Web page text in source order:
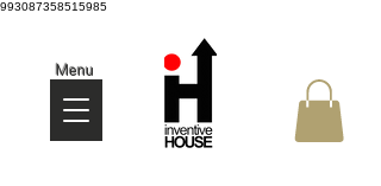
993087358515985
Menu